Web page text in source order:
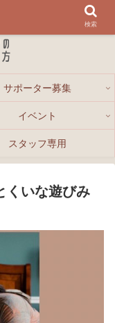
サポーター募集
イベント
スタッフ専用
くいな遊びみ
検索